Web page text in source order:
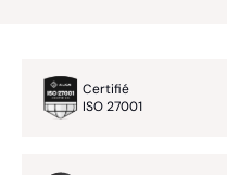
Certifié
ISO 27001